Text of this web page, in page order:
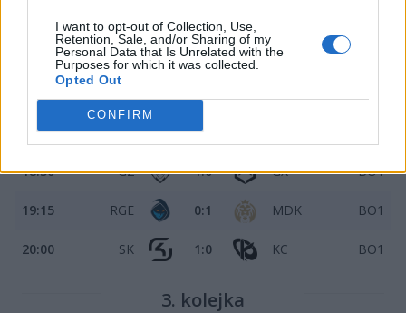
I want to opt-out of Collection, Use,
Retention, Sale, and/or Sharing of my
Personal Data that Is Unrelated with the
Purposes for which it was collected.
Opted Out
CONFIRM
18 marca
17:45 VIT 0:1
18:30 G2 1:0 GX BO1
19:15 RGE 0:1 MDK BO1
20:00 SK 1:0 KC BO1
3. kolejka